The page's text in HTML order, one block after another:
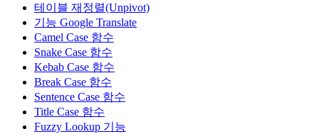
테이블 재정렬(Unpivot)
기능 Google Translate
Camel Case 함수
Snake Case 함수
Kebab Case 함수
Break Case 함수
Sentence Case 함수
Title Case 함수
Fuzzy Lookup 기능